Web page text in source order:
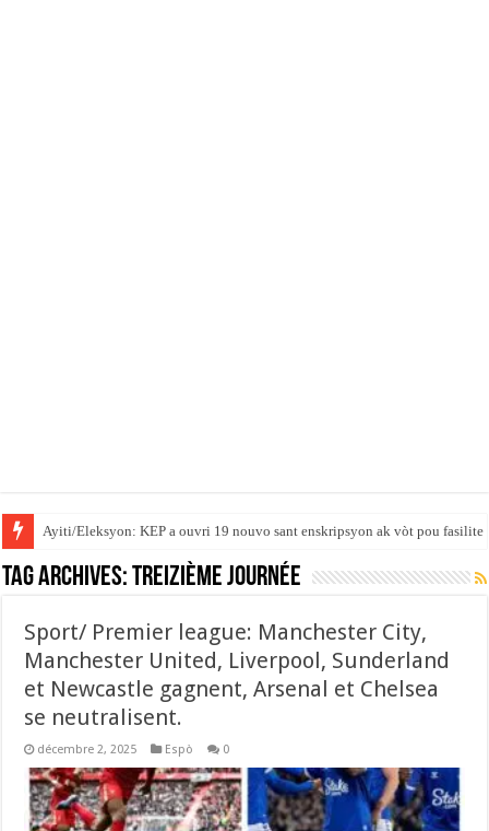
‎Ayiti/Eleksyon: KEP a ouvri 19 nouvo sant enskripsyon ak vòt pou fasilite
Tag Archives:treizième journée
‎Sport/ Premier league: Manchester City,
Manchester United, Liverpool, Sunderland
et Newcastle gagnent, Arsenal et Chelsea
se neutralisent.
décembre 2, 2025 Espò 0